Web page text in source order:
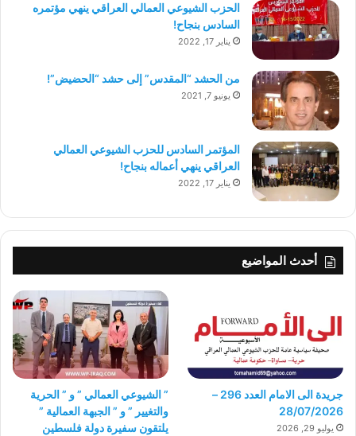
الحزب الشيوعي العمالي العراقي ينهي مؤتمره
السادس بنجاح!
يناير 17, 2022
من الحشد “المقدس” إلى حشد “الحضيض”!
يونيو 7, 2021
المؤتمر السادس للحزب الشيوعي العمالي
العراقي ينهي أعماله بنجاح!
يناير 17, 2022
أحدث المواضيع
جريدة الى الامام العدد 296 –
28/07/2026
يوليو 29, 2026
” الشيوعي العمالي ” و ” الحرية
والتغيير ” و ” الجبهة العمالية ”
يلتقون سفيرة دولة فلسطين